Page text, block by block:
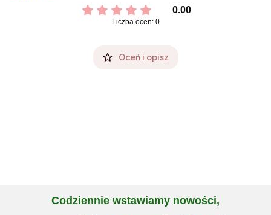
0.00
Liczba ocen: 0
Oceń i opisz
Codziennie wstawiamy nowości,